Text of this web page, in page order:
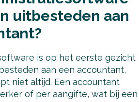
uitbesteden aan
is op het eerste gezicht
aan een accountant,
niet altijd. Een accountant
of per aangifte, wat bij een